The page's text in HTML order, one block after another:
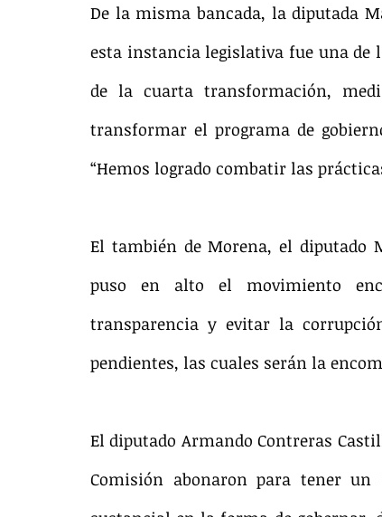
De la misma bancada, la diputada
esta instancia legislativa fue una
de la cuarta transformación,
transformar el programa de
“Hemos logrado combatir las
El también de Morena, el diputado
puso en alto el movimiento
transparencia y evitar la
pendientes, las cuales serán la
El diputado Armando Contreras
Comisión abonaron para tener